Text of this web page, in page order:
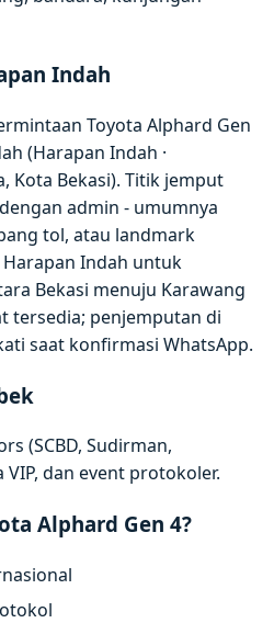
Indah
Toyota Alphard Gen
(Harapan Indah ·
Kota Bekasi). Titik jemput
admin - umumnya
tol, atau landmark
Indah untuk
Bekasi menuju Karawang
tersedia; penjemputan di
saat konfirmasi WhatsApp.
(SCBD, Sudirman,
dan event protokoler.
Alphard Gen 4?